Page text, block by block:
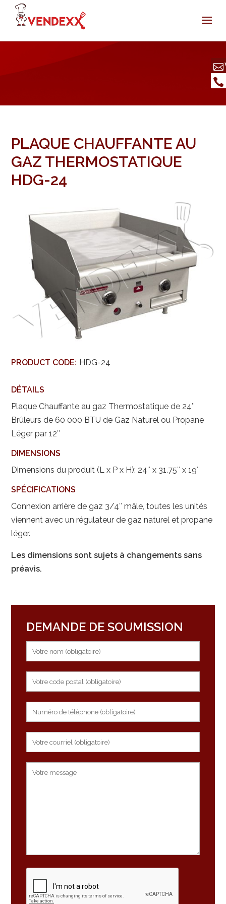
PLAQUE CHAUFFANTE AU
GAZ THERMOSTATIQUE
HDG-24
PRODUCT CODE: HDG-24
DÉTAILS
Plaque Chauffante au gaz Thermostatique de 24″
Brûleurs de 60 000 BTU de Gaz Naturel ou Propane
Léger par 12″
DIMENSIONS
Dimensions du produit (L x P x H): 24″ x 31.75″ x 19″
SPÉCIFICATIONS
Connexion arrière de gaz 3/4″ mâle, toutes les unités
viennent avec un régulateur de gaz naturel et propane
léger.
Les dimensions sont sujets à changements sans
préavis.
DEMANDE DE SOUMISSION